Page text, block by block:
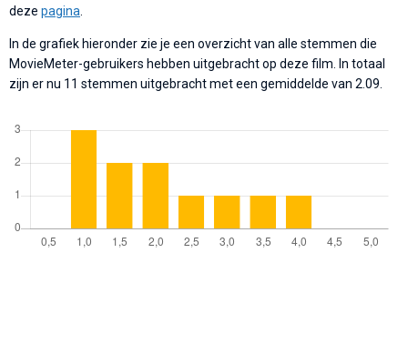
deze pagina.
In de grafiek hieronder zie je een overzicht van alle stemmen die
MovieMeter-gebruikers hebben uitgebracht op deze film. In totaal
zijn er nu 11 stemmen uitgebracht met een gemiddelde van 2.09.